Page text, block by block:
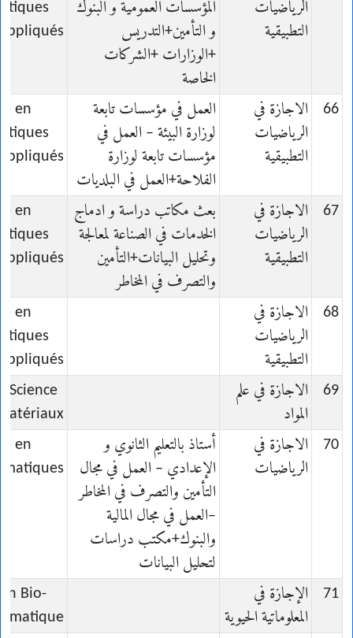
الرياضيات
التطبيقية
المؤسسات العمومية و البنوك
و التأمين+التدريس
+الوزارات +الشركات
الخاصة
appliqués
66
الاجازة في
الرياضيات
التطبيقية
العمل في مؤسسات تابعة
لوزارة البيئة – العمل في
مؤسسات تابعة لوزارة
الفلاحة+العمل في البلديات
en
appliqués
67
الاجازة في
الرياضيات
التطبيقية
بعث مكاتب دراسة و ادماج
الخدمات في الصناعة لمعالجة
وتحليل البيانات+التأمين
والتصرف في المخاطر
en
appliqués
68
الاجازة في
الرياضيات
التطبيقية
en
appliqués
69
الاجازة في علم
المواد
Science
70
الاجازة في
الرياضيات
أستاذ بالتعليم الثانوي و
الإعدادي – العمل في مجال
التأمين والتصرف في المخاطر
–العمل في مجال المالية
والبنوك+مكتب دراسات
لتحليل البيانات
en
71
الإجازة في
المعلوماتية الحيوية
Bio-